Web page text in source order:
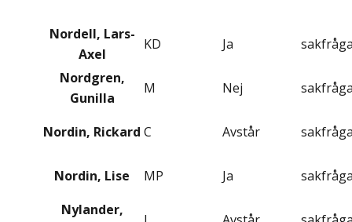
Nordell, Lars-
Axel
KD Ja
Nordgren,
Gunilla
M Nej
Nordin, Rickard C Avstår
Nordin, Lise MP Ja
Nylander,